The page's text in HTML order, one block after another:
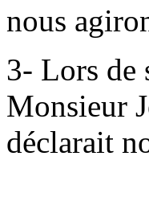
nous
3- Lors de
Monsieur
déclarait